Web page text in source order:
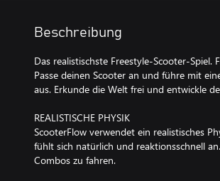
Beschreibung
Das realistischste Freestyle-Scooter-
Passe deinen Scooter an und führe mit
aus. Erkunde die Welt frei und entwickle
REALISTISCHE PHYSIK
ScooterFlow verwendet ein realistisches
fühlt sich natürlich und reaktionsschnell
Combos zu fahren.